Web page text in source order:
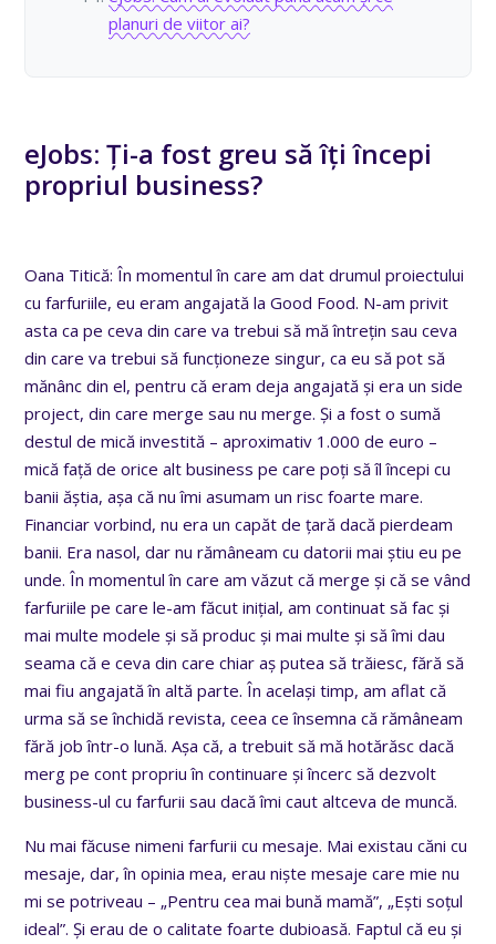
planuri de viitor ai?
eJobs: Ți-a fost greu să îți începi
propriul business?
Oana Titică: În momentul în care am dat drumul proiectului
cu farfuriile, eu eram angajată la Good Food. N-am privit
asta ca pe ceva din care va trebui să mă întrețin sau ceva
din care va trebui să funcționeze singur, ca eu să pot să
mănânc din el, pentru că eram deja angajată și era un side
project, din care merge sau nu merge. Și a fost o sumă
destul de mică investită – aproximativ 1.000 de euro –
mică față de orice alt business pe care poți să îl începi cu
banii ăștia, așa că nu îmi asumam un risc foarte mare.
Financiar vorbind, nu era un capăt de țară dacă pierdeam
banii. Era nasol, dar nu rămâneam cu datorii mai știu eu pe
unde. În momentul în care am văzut că merge și că se vând
farfuriile pe care le-am făcut inițial, am continuat să fac și
mai multe modele și să produc și mai multe și să îmi dau
seama că e ceva din care chiar aș putea să trăiesc, fără să
mai fiu angajată în altă parte. În același timp, am aflat că
urma să se închidă revista, ceea ce însemna că rămâneam
fără job într-o lună. Așa că, a trebuit să mă hotărăsc dacă
merg pe cont propriu în continuare și încerc să dezvolt
business-ul cu farfurii sau dacă îmi caut altceva de muncă.
Nu mai făcuse nimeni farfurii cu mesaje. Mai existau căni cu
mesaje, dar, în opinia mea, erau niște mesaje care mie nu
mi se potriveau – „Pentru cea mai bună mamă”, „Ești soțul
ideal”. Și erau de o calitate foarte dubioasă. Faptul că eu și